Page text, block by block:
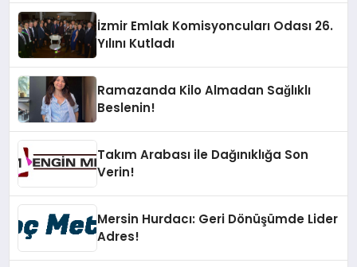
İzmir Emlak Komisyoncuları Odası 26.
Yılını Kutladı
Ramazanda Kilo Almadan Sağlıklı
Beslenin!
Takım Arabası ile Dağınıklığa Son
Verin!
Mersin Hurdacı: Geri Dönüşümde Lider
Adres!